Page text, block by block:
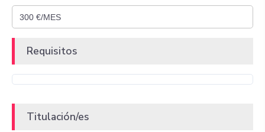
Requisitos
Titulación/es